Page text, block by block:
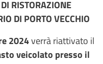
RISTORAZIONE
DI PORTO VECCHIO
2024verrà riattivato il
veicolato presso il